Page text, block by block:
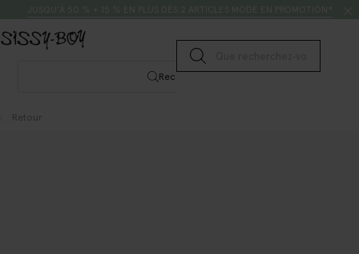
Lancer la recherche
Rechercher
Retour